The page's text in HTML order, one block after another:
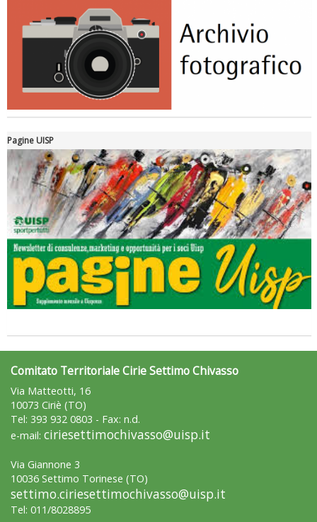
Pagine UISP
Comitato Territoriale Cirie Settimo Chivasso
Via Matteotti, 16
10073 Ciriè (TO)
Tel: 393 932 0803 - Fax: n.d.
e-mail: ciriesettimochivasso@uisp.it
Via Giannone 3
10036 Settimo Torinese (TO)
settimo.ciriesettimochivasso@uisp.it
Tel: 011/8028895